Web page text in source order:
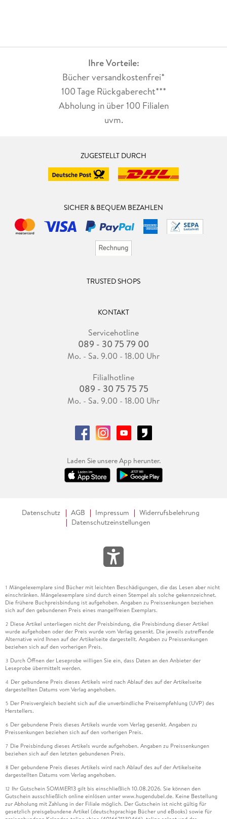
Ihre Vorteile:
Bücher versandkostenfrei*
100 Tage Rückgaberecht***
Abholung in über 100 Filialen
uvm.
ZUGESTELLT DURCH
SICHER & BEQUEM BEZAHLEN
TRUSTED SHOPS
KONTAKT
Servicehotline
089 - 30 75 79 00
Mo. - Sa. 9.00 - 18.00 Uhr
Filialhotline
089 - 30 75 75 75
Mo. - Sa. 9.00 - 18.00 Uhr
Laden Sie unsere App herunter.
Datenschutz AGB Impressum
Widerrufsbelehrung
Datenschutzeinstellungen
1 Mängelexemplare sind Bücher mit leichten Beschädigungen, die das Lesen aber nicht
einschränken. Mängelexemplare sind durch einen Stempel als solche gekennzeichnet.
Die frühere Buchpreisbindung ist aufgehoben. Angaben zu Preissenkungen beziehen
sich auf den gebundenen Preis eines mangelfreien Exemplars.
2 Diese Artikel unterliegen nicht der Preisbindung, die Preisbindung dieser Artikel
wurde aufgehoben oder der Preis wurde vom Verlag gesenkt. Die jeweils zutreffende
Alternative wird Ihnen auf der Artikelseite dargestellt. Angaben zu Preissenkungen
beziehen sich auf den vorherigen Preis.
3 Durch Öffnen der Leseprobe willigen Sie ein, dass Daten an den Anbieter der
Leseprobe übermittelt werden.
4 Der gebundene Preis dieses Artikels wird nach Ablauf des auf der Artikelseite
dargestellten Datums vom Verlag angehoben.
5 Der Preisvergleich bezieht sich auf die unverbindliche Preisempfehlung (UVP) des
Herstellers.
6 Der gebundene Preis dieses Artikels wurde vom Verlag gesenkt. Angaben zu
Preissenkungen beziehen sich auf den vorherigen Preis.
7 Die Preisbindung dieses Artikels wurde aufgehoben. Angaben zu Preissenkungen
beziehen sich auf den letzten gebundenen Preis.
8 Der gebundene Preis dieses Artikels wird nach Ablauf des auf der Artikelseite
dargestellten Datums vom Verlag angehoben.
12 Ihr Gutschein SOMMER13 gilt bis einschließlich 10.08.2026. Sie können den
Gutschein ausschließlich online einlösen unter www.hugendubel.de. Keine Bestellung
zur Abholung mit Zahlung in der Filiale möglich. Der Gutschein ist nicht gültig für
gesetzlich preisgebundene Artikel (deutschsprachige Bücher und eBooks) sowie für